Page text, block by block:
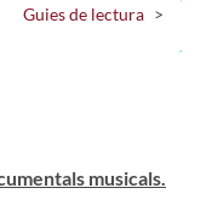
Guies de lectura
musicals.